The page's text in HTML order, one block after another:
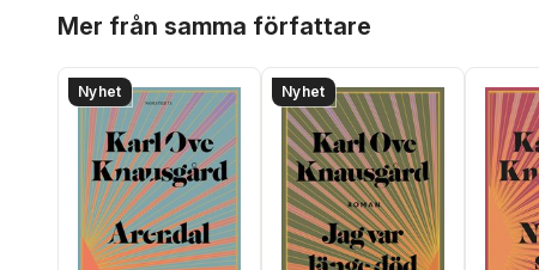
Mer från samma författare
Nyhet Nyhet